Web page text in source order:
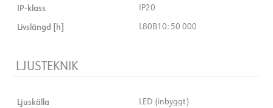
IP-klass IP20
Livslängd [h] L80B10: 50 000
LJUSTEKNIK
Ljuskälla LED (inbyggt)